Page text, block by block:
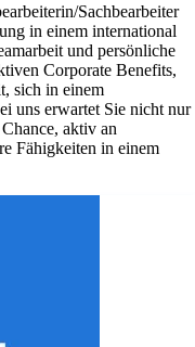
Sachbearbeiter
in einem international
und persönliche
Corporate Benefits,
sich in einem
uns erwartet Sie nicht nur
aktiv an
Fähigkeiten in einem